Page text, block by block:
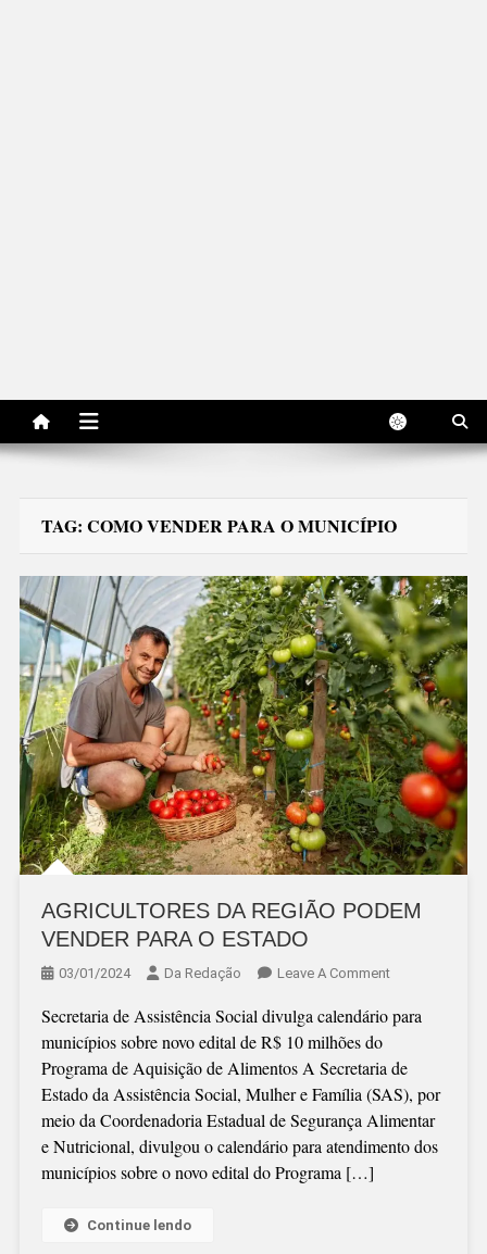
TAG: COMO VENDER PARA O MUNICÍPIO
AGRICULTORES DA REGIÃO PODEM
VENDER PARA O ESTADO
03/01/2024 Da Redação Leave A CommentOn
DA
PODEM
VENDER
PARA
O
Secretaria de Assistência Social divulga calendário para
municípios sobre novo edital de R$ 10 milhões do
Programa de Aquisição de Alimentos A Secretaria de
Estado da Assistência Social, Mulher e Família (SAS), por
meio da Coordenadoria Estadual de Segurança Alimentar
e Nutricional, divulgou o calendário para atendimento dos
municípios sobre o novo edital do Programa […]
Continue lendo